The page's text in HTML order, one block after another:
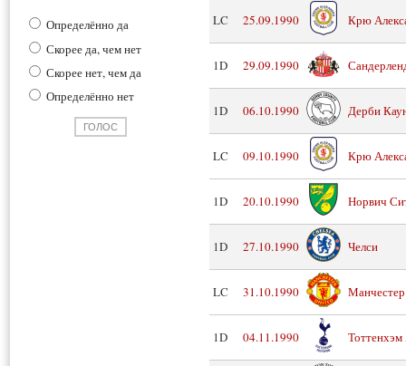
Определённо да
Скорее да, чем нет
Скорее нет, чем да
Определённо нет
LC 25.09.1990 Крю
1D 29.09.1990
1D 06.10.1990 Дерби
LC 09.10.1990 Крю
1D 20.10.1990 Норвич
1D 27.10.1990 Челси
LC 31.10.1990
1D 04.11.1990